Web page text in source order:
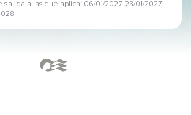
salida a las que aplica: 06/01/2027, 23/01/2027,